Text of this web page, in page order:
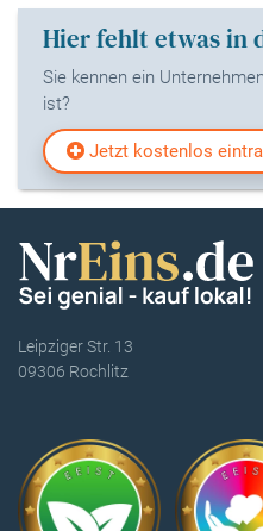
Hier fehlt etwas in
Sie kennen ein
ist?
Jetzt kostenlos
Leipziger Str. 13
09306 Rochlitz